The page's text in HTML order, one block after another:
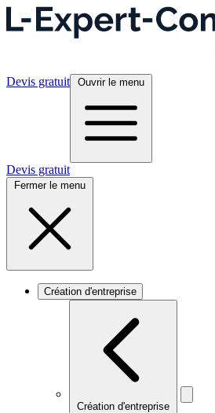
Devis gratuit Ouvrir le menu
Devis gratuit
Fermer le menu
Création d'entreprise
Création d'entreprise